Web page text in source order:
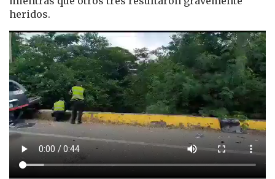
heridos.